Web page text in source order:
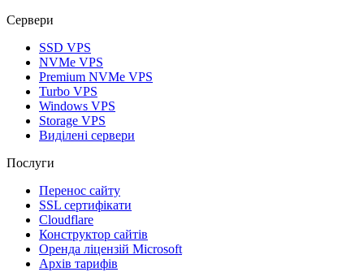
Сервери
SSD VPS
NVMe VPS
Premium NVMe VPS
Turbo VPS
Windows VPS
Storage VPS
Виділені сервери
Послуги
Перенос сайту
SSL сертифікати
Clоudflare
Конструктор сайтів
Оренда ліцензій Microsoft
Архів тарифів